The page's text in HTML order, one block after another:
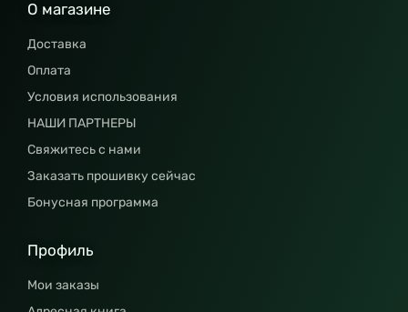
О магазине
Доставка
Оплата
Условия использования
НАШИ ПАРТНЕРЫ
Свяжитесь с нами
Заказать прошивку сейчас
Бонусная программа
Профиль
Мои заказы